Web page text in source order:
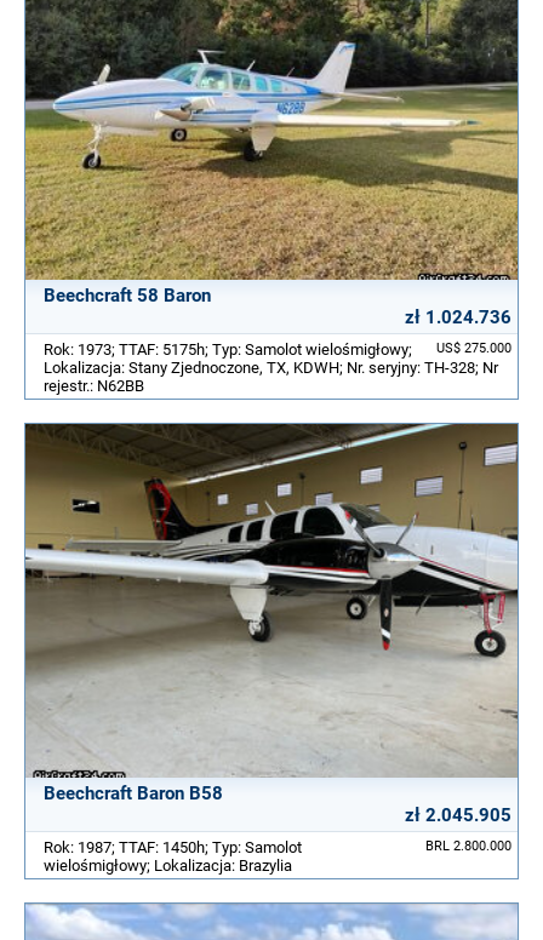
Beechcraft 58 Baron
zł 1.024.736
US$ 275.000
Rok: 1973; TTAF: 5175h; Typ: Samolot wielośmigłowy;
Lokalizacja: Stany Zjednoczone, TX, KDWH; Nr. seryjny: TH-328; Nr
rejestr.: N62BB
Beechcraft Baron B58
zł 2.045.905
BRL 2.800.000
Rok: 1987; TTAF: 1450h; Typ: Samolot
wielośmigłowy; Lokalizacja: Brazylia